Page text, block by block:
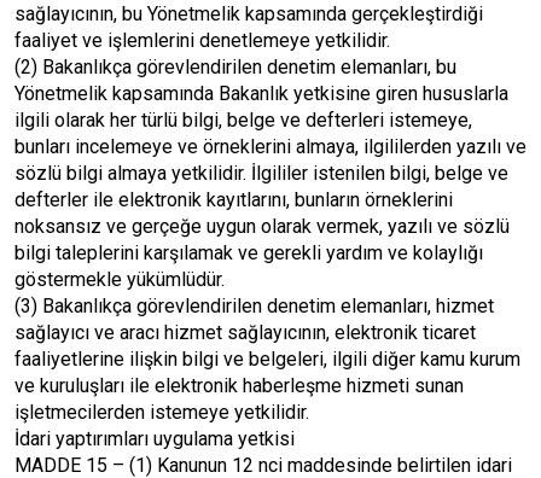
sağlayıcının, bu Yönetmelik kapsamında gerçekleştirdiği
faaliyet ve işlemlerini denetlemeye yetkilidir.
(2) Bakanlıkça görevlendirilen denetim elemanları, bu
Yönetmelik kapsamında Bakanlık yetkisine giren hususlarla
ilgili olarak her türlü bilgi, belge ve defterleri istemeye,
bunları incelemeye ve örneklerini almaya, ilgililerden yazılı ve
sözlü bilgi almaya yetkilidir. İlgililer istenilen bilgi, belge ve
defterler ile elektronik kayıtlarını, bunların örneklerini
noksansız ve gerçeğe uygun olarak vermek, yazılı ve sözlü
bilgi taleplerini karşılamak ve gerekli yardım ve kolaylığı
göstermekle yükümlüdür.
(3) Bakanlıkça görevlendirilen denetim elemanları, hizmet
sağlayıcı ve aracı hizmet sağlayıcının, elektronik ticaret
faaliyetlerine ilişkin bilgi ve belgeleri, ilgili diğer kamu kurum
ve kuruluşları ile elektronik haberleşme hizmeti sunan
işletmecilerden istemeye yetkilidir.
İdari yaptırımları uygulama yetkisi
MADDE 15 – (1) Kanunun 12 nci maddesinde belirtilen idari